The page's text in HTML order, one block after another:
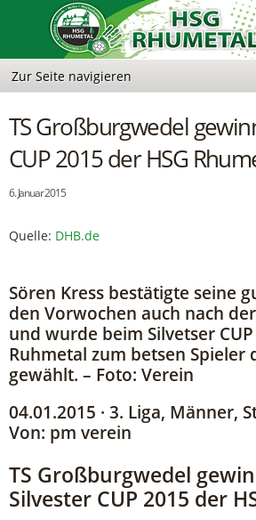
TS Großburgwedel
CUP 2015 der HSG
6. Januar 2015
Quelle: DHB.de
Sören Kress bestätigte seine
den Vorwochen auch nach
und wurde beim Silvetser CUP
Ruhmetal zum betsen Spieler
gewählt. – Foto: Verein
04.01.2015 · 3. Liga, Männer,
Von: pm verein
TS Großburgwedel
Silvester CUP 2015 der